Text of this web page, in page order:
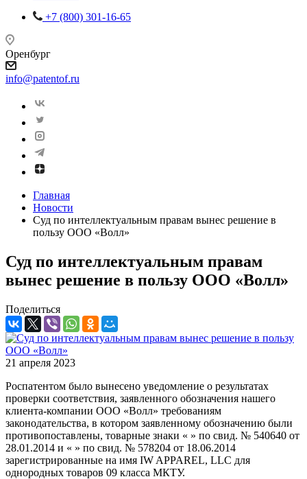
+7 (800) 301-16-65
Оренбург
info@patentof.ru
Главная
Новости
Суд по интеллектуальным правам вынес решение в
пользу ООО «Волл»
Суд по интеллектуальным правам
вынес решение в пользу ООО «Волл»
Поделиться
21 апреля 2023
Роспатентом было вынесено уведомление о результатах
проверки соответствия, заявленного обозначения нашего
клиента-компании ООО «Волл» требованиям
законодательства, в котором заявленному обозначению были
противопоставлены, товарные знаки « » по свид. № 540640 от
28.01.2014 и « » по свид. № 578204 от 18.06.2014
зарегистрированные на имя IW APPAREL, LLC для
однородных товаров 09 класса МКТУ.